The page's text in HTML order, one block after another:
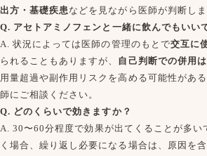
出方・基礎疾患などを見ながら医師が判断しま
Q. アセトアミノフェンと一緒に飲んでもいい
A. 状況によっては医師の管理のもとで交互に
られることもありますが、 自己判断での併用
用量超過や副作用リスクを高める可能性があ
師にご相談ください。
Q. どのくらいで効きますか？
A. 30〜60分程度で効果が出てくることが多い
く場合、繰り返し必要になる場合は、原因を